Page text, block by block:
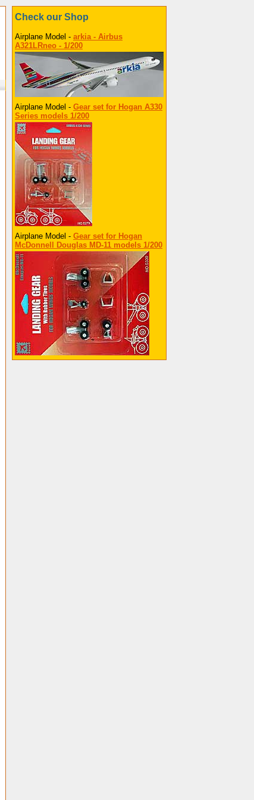
Check our Shop
Airplane Model - arkia - Airbus
A321LRneo - 1/200
Airplane Model - Gear set for Hogan A330
Series models 1/200
Airplane Model - Gear set for Hogan
McDonnell Douglas MD-11 models 1/200